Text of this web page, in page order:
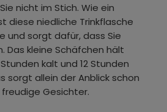
nicht im Stich. Wie ein
diese niedliche Trinkflasche
und sorgt dafür, dass Sie
Das kleine Schäfchen hält
kalt und 12 Stunden
sorgt allein der Anblick schon
Gesichter.